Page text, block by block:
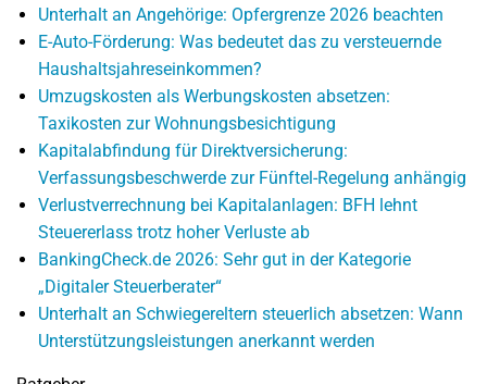
Unterhalt an Angehörige: Opfergrenze 2026 beachten
E-Auto-Förderung: Was bedeutet das zu versteuernde
Haushaltsjahreseinkommen?
Umzugskosten als Werbungskosten absetzen:
Taxikosten zur Wohnungsbesichtigung
Kapitalabfindung für Direktversicherung:
Verfassungsbeschwerde zur Fünftel-Regelung anhängig
Verlustverrechnung bei Kapitalanlagen: BFH lehnt
Steuererlass trotz hoher Verluste ab
BankingCheck.de 2026: Sehr gut in der Kategorie
„Digitaler Steuerberater“
Unterhalt an Schwiegereltern steuerlich absetzen: Wann
Unterstützungsleistungen anerkannt werden